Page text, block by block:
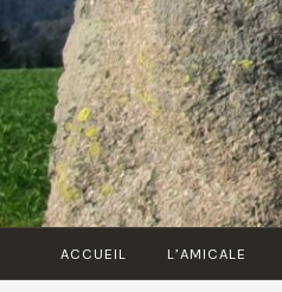
ACCUEIL L’AMICALE